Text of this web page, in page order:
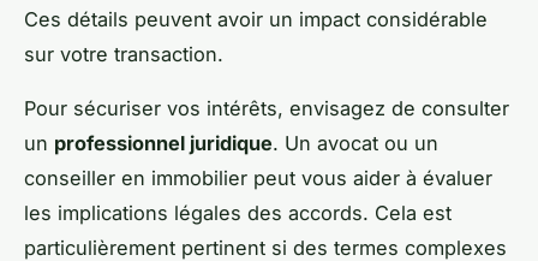
Ces détails peuvent avoir un impact considérable
sur votre transaction.
Pour sécuriser vos intérêts, envisagez de consulter
un professionnel juridique. Un avocat ou un
conseiller en immobilier peut vous aider à évaluer
les implications légales des accords. Cela est
particulièrement pertinent si des termes complexes